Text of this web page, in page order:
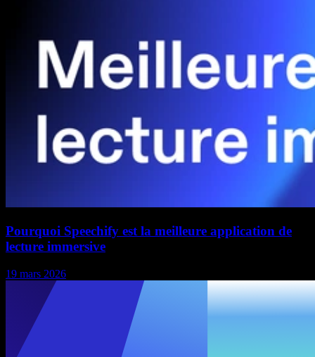
Pourquoi Speechify est la meilleure application de
lecture immersive
19 mars 2026